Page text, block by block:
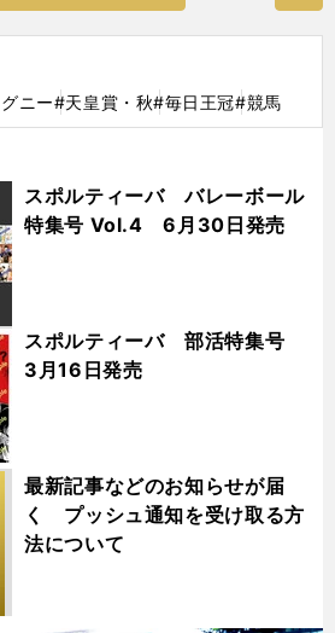
ニー#天皇賞・秋#毎日王冠#競馬
スポルティーバ バレーボール
特集号 Vol.4 6月30日発売
スポルティーバ 部活特集号
3月16日発売
最新記事などのお知らせが届
く プッシュ通知を受け取る方
法について